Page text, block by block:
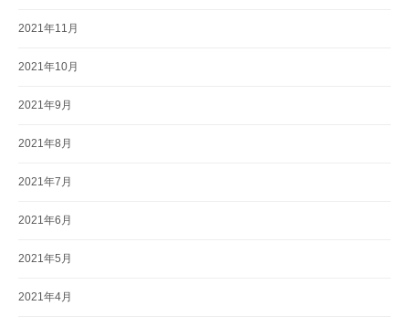
2021年11月
2021年10月
2021年9月
2021年8月
2021年7月
2021年6月
2021年5月
2021年4月